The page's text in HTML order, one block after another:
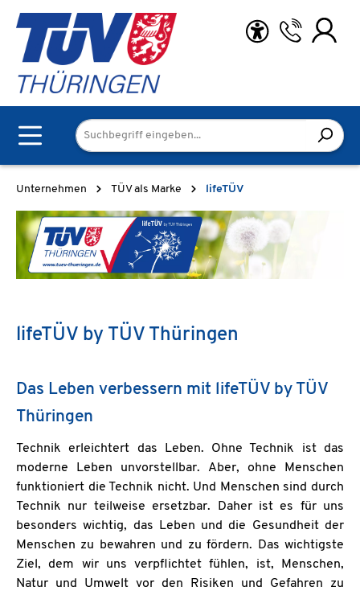
Zum Hauptinhalt springen
Unternehmen TÜV als Marke lifeTÜV
lifeTÜV by TÜV Thüringen
Das Leben verbessern mit lifeTÜV by TÜV
Thüringen
Technik erleichtert das Leben. Ohne Technik ist das
moderne Leben unvorstellbar. Aber, ohne Menschen
funktioniert die Technik nicht. Und Menschen sind durch
Technik nur teilweise ersetzbar. Daher ist es für uns
besonders wichtig, das Leben und die Gesundheit der
Menschen zu bewahren und zu fördern. Das wichtigste
Ziel, dem wir uns verpflichtet fühlen, ist, Menschen,
Natur und Umwelt vor den Risiken und Gefahren zu